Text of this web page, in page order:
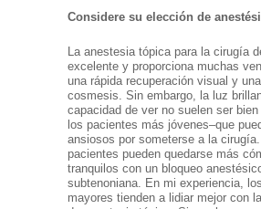
Considere su elección de
La anestesia tópica para la cirugía
excelente y proporciona muchas
una rápida recuperación visual y
cosmesis. Sin embargo, la luz
capacidad de ver no suelen ser
los pacientes más jóvenes–que
ansiosos por someterse a la
pacientes pueden quedarse más
tranquilos con un bloqueo
subtenoniana. En mi experiencia,
mayores tienden a lidiar mejor con